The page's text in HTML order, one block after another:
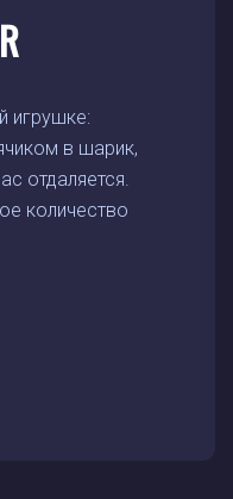
игрушке:
в шарик,
отдаляется.
количество